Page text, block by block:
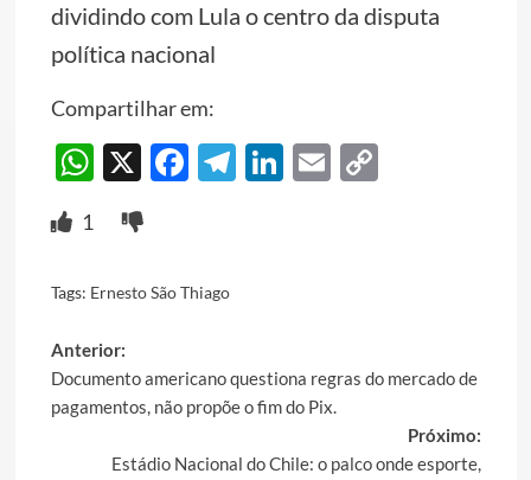
dividindo com Lula o centro da disputa
política nacional
Compartilhar em:
WhatsApp
X Facebook
Telegram
LinkedIn
EmailCopy
1
Tags: Ernesto São Thiago
Post
navigation
Anterior:
Documento americano questiona regras do mercado de
pagamentos, não propõe o fim do Pix.
Próximo:
Estádio Nacional do Chile: o palco onde esporte,